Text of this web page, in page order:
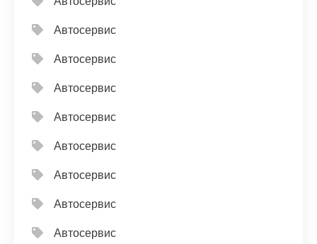
Автосервис
Автосервис
Автосервис
Автосервис
Автосервис
Автосервис
Автосервис
Автосервис